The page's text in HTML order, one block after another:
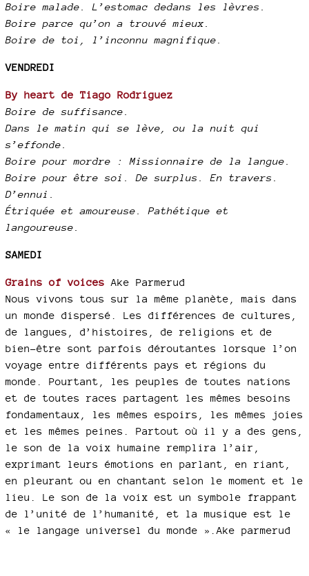
Boire malade. L’estomac dedans les lèvres.
Boire parce qu’on a trouvé mieux.
Boire de toi, l’inconnu magnifique.
VENDREDI
By heart de Tiago Rodriguez
Boire de suffisance.
Dans le matin qui se lève, ou la nuit qui
s’effonde.
Boire pour mordre : Missionnaire de la langue.
Boire pour être soi. De surplus. En travers.
D’ennui.
Étriquée et amoureuse. Pathétique et
langoureuse.
SAMEDI
Grains of voices Ake Parmerud
Nous vivons tous sur la même planète, mais dans
un monde dispersé. Les différences de cultures,
de langues, d’histoires, de religions et de
bien-être sont parfois déroutantes lorsque l’on
voyage entre différents pays et régions du
monde. Pourtant, les peuples de toutes nations
et de toutes races partagent les mêmes besoins
fondamentaux, les mêmes espoirs, les mêmes joies
et les mêmes peines. Partout où il y a des gens,
le son de la voix humaine remplira l’air,
exprimant leurs émotions en parlant, en riant,
en pleurant ou en chantant selon le moment et le
lieu. Le son de la voix est un symbole frappant
de l’unité de l’humanité, et la musique est le
« le langage universel du monde ».Ake parmerud